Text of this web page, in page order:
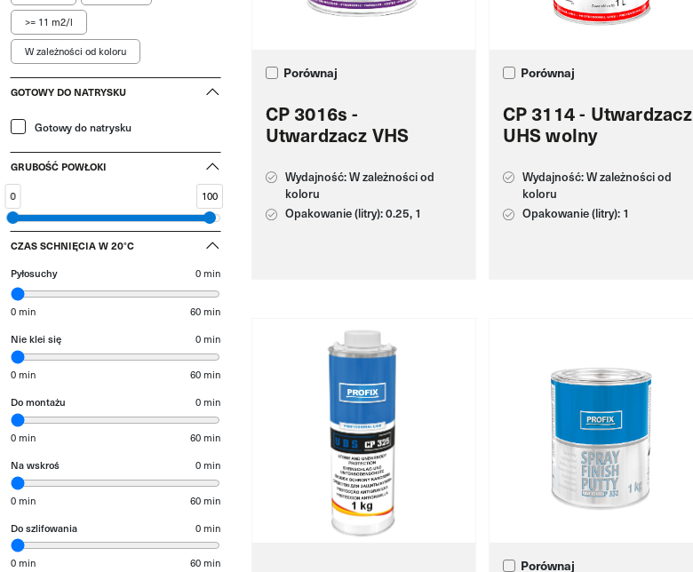
>= 11 m2/l
W zależności od koloru
GOTOWY DO NATRYSKU
Gotowy do natrysku
GRUBOŚĆ POWŁOKI
0 100
CZAS SCHNIĘCIA W 20°C
Pyłosuchy 0min
0 min 60 min
Nie klei się 0min
0 min 60 min
Do montażu 0min
0 min 60 min
Na wskroś 0min
0 min 60 min
Do szlifowania 0min
0 min 60 min
Porównaj
CP 3016s -
Utwardzacz VHS
Wydajność: W zależności od
koloru
Opakowanie (litry): 0.25, 1
Porównaj
CP 3114 - Utwardzacz
UHS wolny
Wydajność: W zależności od
koloru
Opakowanie (litry): 1
Porównaj